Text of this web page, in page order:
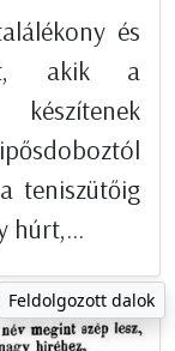
és
akik a
teniszütőig
húrt,...
Feldolgozott dalok